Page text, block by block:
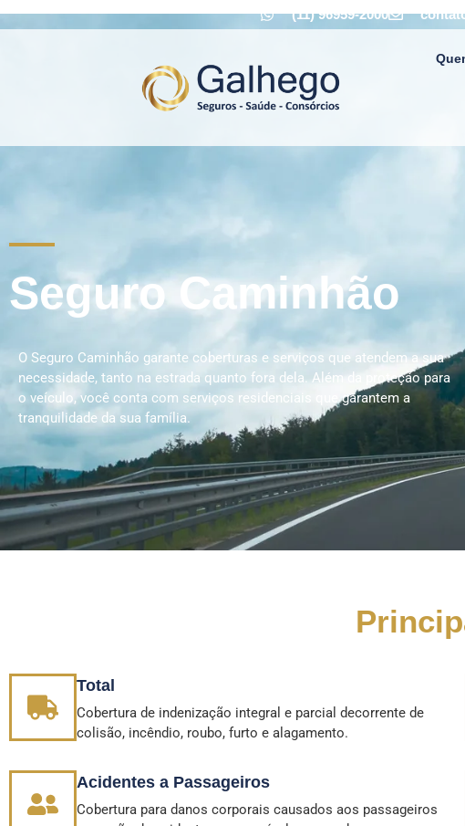
(11) 96959-2000
Seguro Caminhão
O Seguro Caminhão garante coberturas e serviços que atendem a sua
necessidade, tanto na estrada quanto fora dela. Além da proteção para
o veículo, você conta com serviços residenciais que garantem a
tranquilidade da sua família.
Total
Cobertura de indenização integral e parcial decorrente de
colisão, incêndio, roubo, furto e alagamento.
Acidentes a Passageiros
Cobertura para danos corporais causados aos passageiros